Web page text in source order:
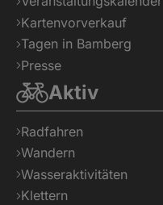
Kartenvorverkauf
Tagen in Bamberg
Presse
Aktiv
Radfahren
Wandern
Wasseraktivitäten
Klettern